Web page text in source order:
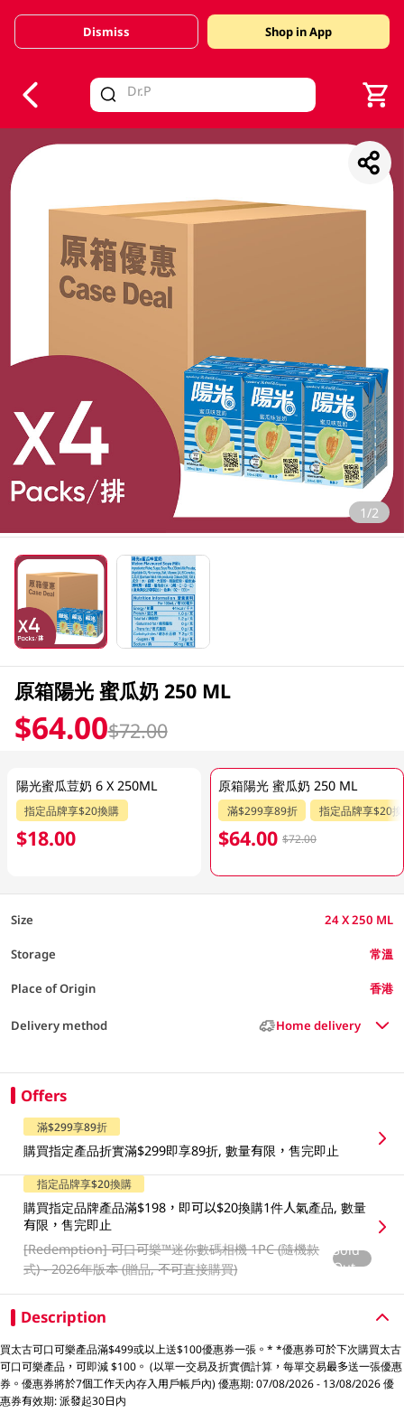
Valid Until 30 June 2026
Dismiss Shop in App
1/2
原箱陽光 蜜瓜奶 250 ML
$64.00$72.00
陽光蜜瓜荳奶 6 X 250ML
指定品牌享$20換購
$18.00
原箱陽光 蜜瓜奶 250 ML
滿$299享89折 指定品牌享$20
$64.00 $72.00
Size 24 X 250 ML
Storage 常溫
Place of Origin 香港
Delivery method Home delivery
Offers
滿$299享89折
購買指定產品折實滿$299即享89折, 數量有限，售完即止
指定品牌享$20換購
購買指定品牌產品滿$198，即可以$20換購1件人氣產品, 數量
有限，售完即止
[Redemption]可口可樂™️迷你數碼相機 1PC (隨機款
式) - 2026年版本 (贈品, 不可直接購買)
Sold
Out
Description
買太古可口可樂產品滿$499或以上送$100優惠券一張。* *優惠券可於下次購買太古
可口可樂產品，可即減 $100。 (以單一交易及折實價計算，每單交易最多送一張優惠
券。優惠券將於7個工作天內存入用戶帳戶內) 優惠期: 07/08/2026 - 13/08/2026 優
惠券有效期: 派發起30日内